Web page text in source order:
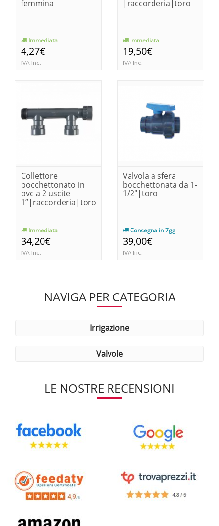
femmina
Immediata
4,27€
IVA Inc.
|raccorderia|toro
Immediata
19,50€
IVA Inc.
Collettore
bocchettonato in
pvc a 2 uscite
1”|raccorderia|toro
Immediata
34,20€
IVA Inc.
Valvola a sfera
bocchettonata da 1-
1/2"|toro
Consegna in 7gg
39,00€
IVA Inc.
NAVIGA PER CATEGORIA
irrigazione
valvole
LE NOSTRE RECENSIONI